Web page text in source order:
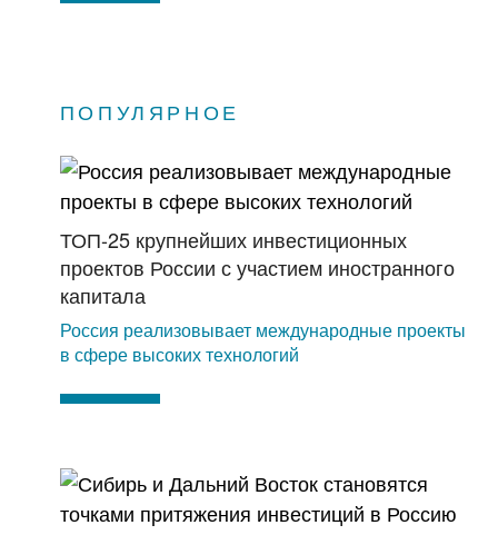
ПОПУЛЯРНОЕ
ТОП-25 крупнейших инвестиционных
проектов России с участием иностранного
капитала
Россия реализовывает международные проекты
в сфере высоких технологий